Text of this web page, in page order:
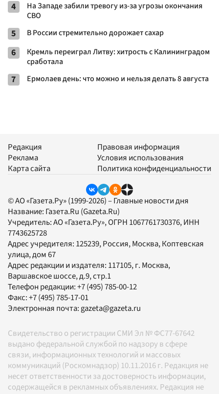
4
На Западе забили тревогу из-за угрозы окончания
СВО
5 В России стремительно дорожает сахар
6
Кремль переиграл Литву: хитрость с Калининградом
сработала
7 Ермолаев день: что можно и нельзя делать 8 августа
Редакция
Реклама
Карта сайта
Правовая информация
Условия использования
Политика конфиденциальности
© АО «Газета.Ру» (1999-2026) – Главные новости дня
Название: Газета.Ru (Gazeta.Ru)
Учредитель:АО «Газета.Ру», ОГРН 1067761730376, ИНН
7743625728
Адрес учредителя: 125239, Россия, Москва, Коптевская
улица, дом 67
Адрес редакции и издателя: 117105, г. Москва,
Варшавское шоссе, д.9, стр.1
Телефон редакции:+7 (495) 785-00-12
Факс:+7 (495) 785-17-01
Электронная почта: gazeta@gazeta.ru
Свидетельство о регистрации СМИ Эл № ФС77-67642
выдано федеральной службой по надзору в сфере
связи, информационных технологий и массовых
коммуникаций (Роскомнадзор) 10.11.2016 г. Редакция не
несет ответственности за достоверность информации,
содержащейся в рекламных объявлениях. Редакция не